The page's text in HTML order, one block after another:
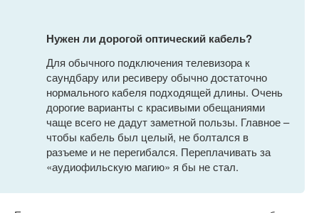
Нужен ли дорогой оптический кабель?
Для обычного подключения телевизора к
саундбару или ресиверу обычно достаточно
нормального кабеля подходящей длины. Очень
дорогие варианты с красивыми обещаниями
чаще всего не дадут заметной пользы. Главное –
чтобы кабель был целый, не болтался в
разъеме и не перегибался. Переплачивать за
«аудиофильскую магию» я бы не стал.